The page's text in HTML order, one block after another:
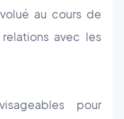
au cours de
avec les
pour